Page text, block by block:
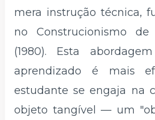
mera instrução técnica,
no Construcionismo de
(1980). Esta
aprendizado é mais
estudante se engaja na
objeto tangível — um